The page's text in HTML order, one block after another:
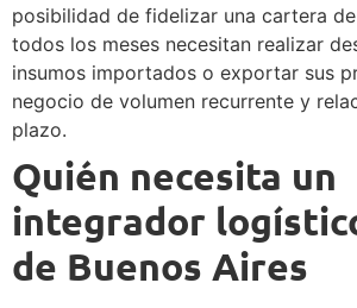
posibilidad de fidelizar una cartera
todos los meses necesitan realizar
insumos importados o exportar sus
negocio de volumen recurrente y
plazo.
Quién necesita un
integrador
de Buenos Aires